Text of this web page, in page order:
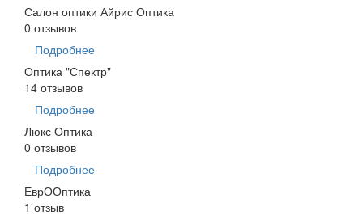
Салон оптики Айрис Оптика
0 отзывов
Подробнее
Оптика "Спектр"
14 отзывов
Подробнее
Люкс Оптика
0 отзывов
Подробнее
ЕврООптика
1 отзыв